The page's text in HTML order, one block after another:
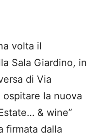
volta il
Sala Giardino, in
di Via
la nuova
& wine”
firmata dalla